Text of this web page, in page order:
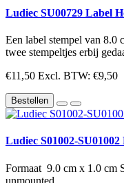
Ludiec SU00729 Label
Een label stempel van 8.0
twee stempeltjes erbij
€11,50 Excl. BTW: €9,50
Bestellen
Ludiec S01002-
Formaat 9.0 cm x 1.0 cm
unmounted ..